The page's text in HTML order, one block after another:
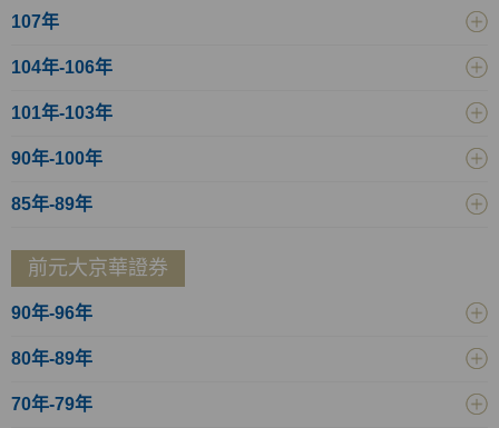
107年
104年-106年
101年-103年
90年-100年
85年-89年
前元大京華證券
90年-96年
80年-89年
70年-79年